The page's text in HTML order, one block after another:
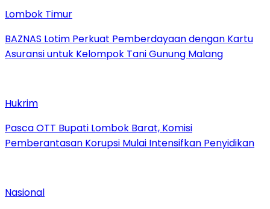
Lombok Timur
BAZNAS Lotim Perkuat Pemberdayaan dengan Kartu
Asuransi untuk Kelompok Tani Gunung Malang
Hukrim
Pasca OTT Bupati Lombok Barat, Komisi
Pemberantasan Korupsi Mulai Intensifkan Penyidikan
Nasional